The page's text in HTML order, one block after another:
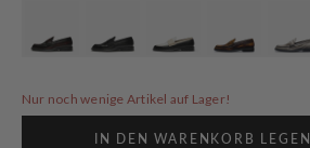
Nur noch wenige Artikel auf Lager!
IN DEN WARENKORB LEGEN